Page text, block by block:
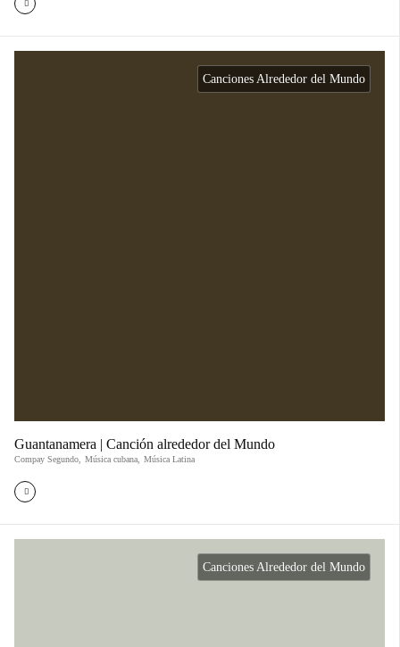
Canciones Alrededor del Mundo
Guantanamera | Canción alrededor del Mundo
Compay Segundo Música cubana Música Latina
Canciones Alrededor del Mundo